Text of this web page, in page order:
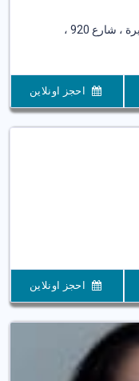
شارع المشابلية ، مقابل مجمع الجزيرة ، شارع 920 ،
احجز اونلاين
احجز اونلاين